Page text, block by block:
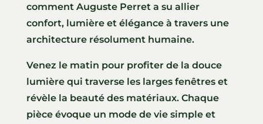
comment Auguste Perret a su allier
confort, lumière et élégance à travers une
architecture résolument humaine.
Venez le matin pour profiter de la douce
lumière qui traverse les larges fenêtres et
révèle la beauté des matériaux. Chaque
pièce évoque un mode de vie simple et